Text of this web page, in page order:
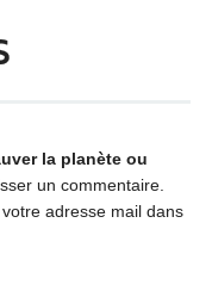
la planète ou
un commentaire.
adresse mail dans